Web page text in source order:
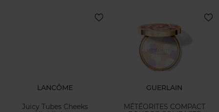
LANCÔME
Juicy Tubes Cheeks
GUERLAIN
MÉTÉORITES COMPACT